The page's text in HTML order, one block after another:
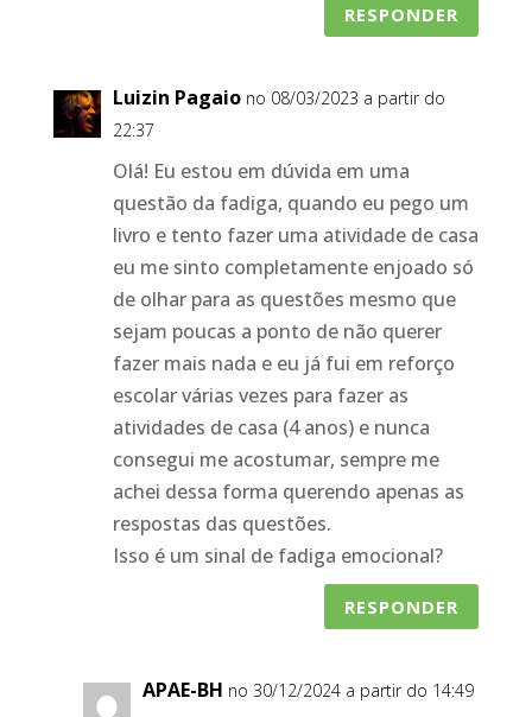
RESPONDER
Luizin Pagaio no 08/03/2023 a partir do
22:37
Olá! Eu estou em dúvida em uma
questão da fadiga, quando eu pego um
livro e tento fazer uma atividade de casa
eu me sinto completamente enjoado só
de olhar para as questões mesmo que
sejam poucas a ponto de não querer
fazer mais nada e eu já fui em reforço
escolar várias vezes para fazer as
atividades de casa (4 anos) e nunca
consegui me acostumar, sempre me
achei dessa forma querendo apenas as
respostas das questões.
Isso é um sinal de fadiga emocional?
RESPONDER
APAE-BH no 30/12/2024 a partir do 14:49